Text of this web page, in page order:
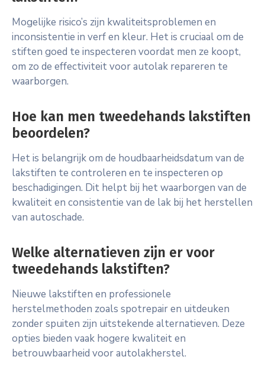
Mogelijke risico’s zijn kwaliteitsproblemen en
inconsistentie in verf en kleur. Het is cruciaal om de
stiften goed te inspecteren voordat men ze koopt,
om zo de effectiviteit voor autolak repareren te
waarborgen.
Hoe kan men tweedehands lakstiften
beoordelen?
Het is belangrijk om de houdbaarheidsdatum van de
lakstiften te controleren en te inspecteren op
beschadigingen. Dit helpt bij het waarborgen van de
kwaliteit en consistentie van de lak bij het herstellen
van autoschade.
Welke alternatieven zijn er voor
tweedehands lakstiften?
Nieuwe lakstiften en professionele
herstelmethoden zoals spotrepair en uitdeuken
zonder spuiten zijn uitstekende alternatieven. Deze
opties bieden vaak hogere kwaliteit en
betrouwbaarheid voor autolakherstel.